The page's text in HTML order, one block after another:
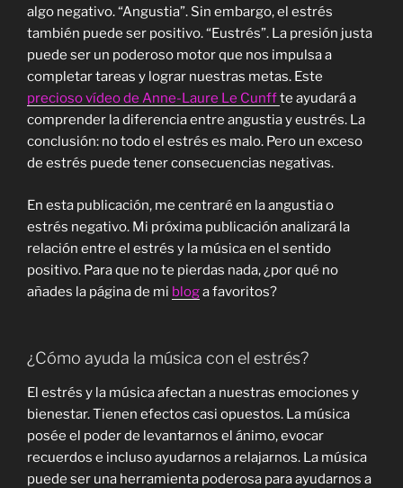
algo negativo. “Angustia”. Sin embargo, el estrés
también puede ser positivo. “Eustrés”. La presión justa
puede ser un poderoso motor que nos impulsa a
completar tareas y lograr nuestras metas. Este
precioso vídeo de Anne-Laure Le Cunffte ayudará a
comprender la diferencia entre angustia y eustrés. La
conclusión: no todo el estrés es malo. Pero un exceso
de estrés puede tener consecuencias negativas.
En esta publicación, me centraré en la angustia o
estrés negativo. Mi próxima publicación analizará la
relación entre el estrés y la música en el sentido
positivo. Para que no te pierdas nada, ¿por qué no
añades la página de mi bloga favoritos?
¿Cómo ayuda la música con el estrés?
El estrés y la música afectan a nuestras emociones y
bienestar. Tienen efectos casi opuestos. La música
posée el poder de levantarnos el ánimo, evocar
recuerdos e incluso ayudarnos a relajarnos. La música
puede ser una herramienta poderosa para ayudarnos a